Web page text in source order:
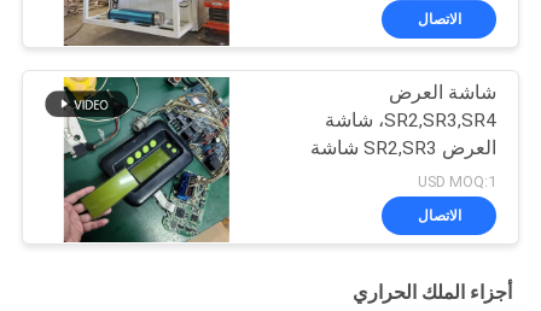
الاتصال
شاشة العرض
SR2,SR3,SR4، شاشة
العرض SR2,SR3 شاشة
العرض CA-8452372
شاشة LCD من نوع العرض
الأخضر لـ THERMO KING
الغيار بعد البيع
USD MOQ:1
الاتصال
أجزاء الملك الحراري